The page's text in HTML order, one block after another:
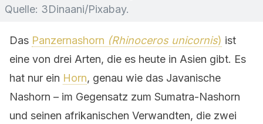
Quelle: 3Dinaani/Pixabay.
Das Panzernashorn (Rhinoceros unicornis) ist
eine von drei Arten, die es heute in Asien gibt. Es
hat nur ein Horn, genau wie das Javanische
Nashorn – im Gegensatz zum Sumatra-Nashorn
und seinen afrikanischen Verwandten, die zwei